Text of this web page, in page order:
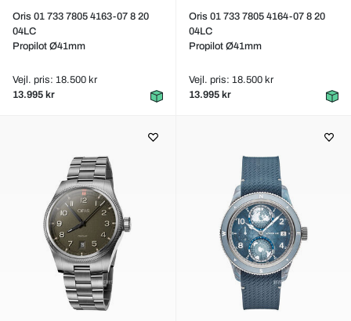
Oris 01 733 7805 4163-07 8 20
04LC
Propilot Ø41mm
Vejl. pris: 18.500 kr
13.995 kr
Oris 01 733 7805 4164-07 8 20
04LC
Propilot Ø41mm
Vejl. pris: 18.500 kr
13.995 kr